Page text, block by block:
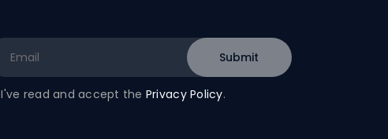
I've read and accept the Privacy Policy.